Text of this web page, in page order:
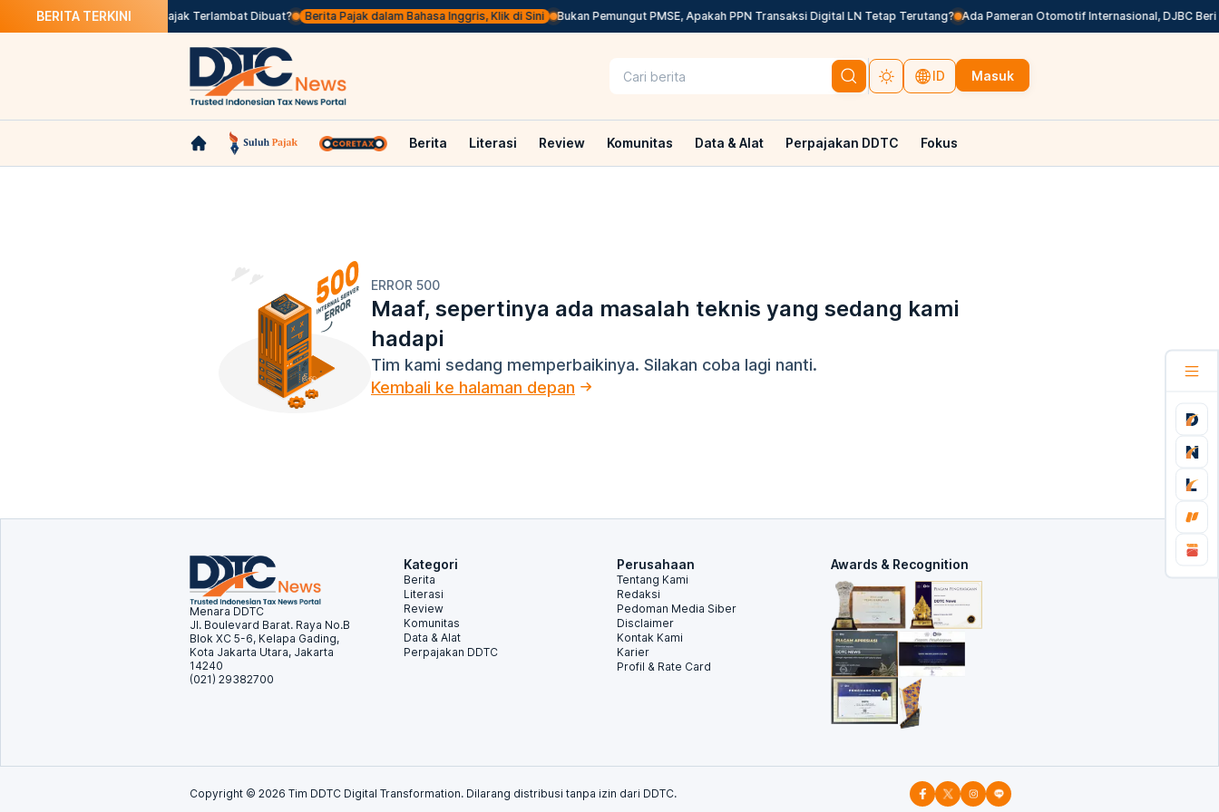
BERITA TERKINI
Seleksi Apa Itu Faktur Pajak Terlambat Dibuat? Berita Pajak dalam Bahasa Inggris, Klik di Sini Bukan Pemungut PMSE, Apakah PPN Transaksi Digital LN Tetap Terutang? Ada Pameran Otomotif Internasional, DJBC Beri
ID Masuk
Berita Literasi Review Komunitas Data & Alat Perpajakan DDTC Fokus
ERROR 500
Maaf, sepertinya ada masalah teknis yang sedang kami
hadapi
Tim kami sedang memperbaikinya. Silakan coba lagi nanti.
Kembali ke halaman depan
Menara DDTC
Jl. Boulevard Barat. Raya No.B
Blok XC 5-6, Kelapa Gading,
Kota Jakarta Utara, Jakarta
14240
(021) 29382700
Kategori
Berita
Literasi
Review
Komunitas
Data & Alat
Perpajakan DDTC
Perusahaan
Tentang Kami
Redaksi
Pedoman Media Siber
Disclaimer
Kontak Kami
Karier
Profil & Rate Card
Awards & Recognition
Copyright © 2026 Tim DDTC Digital Transformation. Dilarang distribusi tanpa izin dari DDTC.